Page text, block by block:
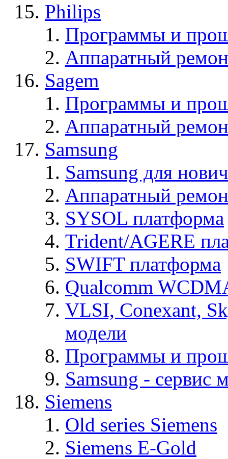
Philips
Программы и
Аппаратный
Sagem
Программы и
Аппаратный
Samsung
Samsung для
Аппаратный
SYSOL платформа
Trident/AGERE
SWIFT платформа
Qualcomm
VLSI, Conexant,
модели
Программы и
Samsung - cервис
Siemens
Old series Siemens
Siemens E-Gold